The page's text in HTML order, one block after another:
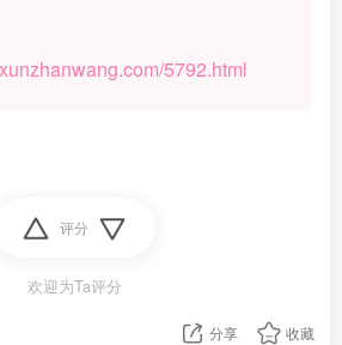
5792.html
评分
欢迎为Ta评分
分享 收藏